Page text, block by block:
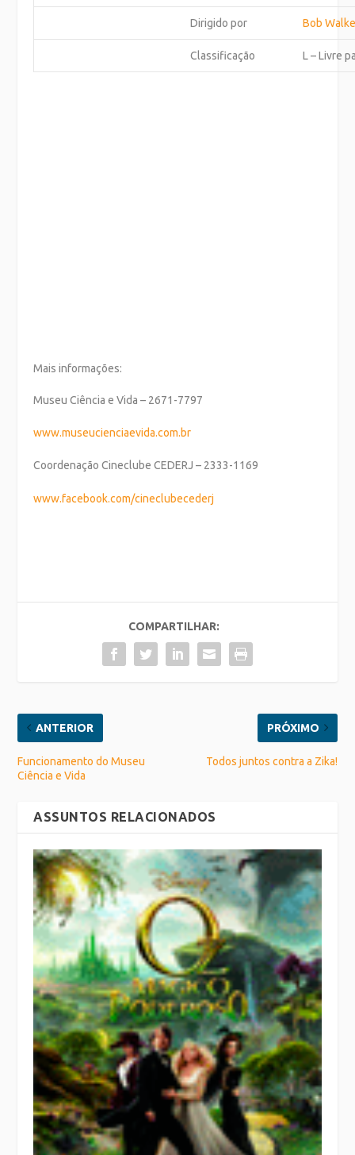
Dirigido por Bob
Classificação L – Livre
Mais informações:
Museu Ciência e Vida – 2671-7797
www.museucienciaevida.com.br
Coordenação Cineclube CEDERJ – 2333-1169
www.facebook.com/cineclubecederj
COMPARTILHAR:
ANTERIOR
Funcionamento do Museu
Ciência e Vida
PRÓXIMO
Todos juntos contra a Zika!
ASSUNTOS RELACIONADOS